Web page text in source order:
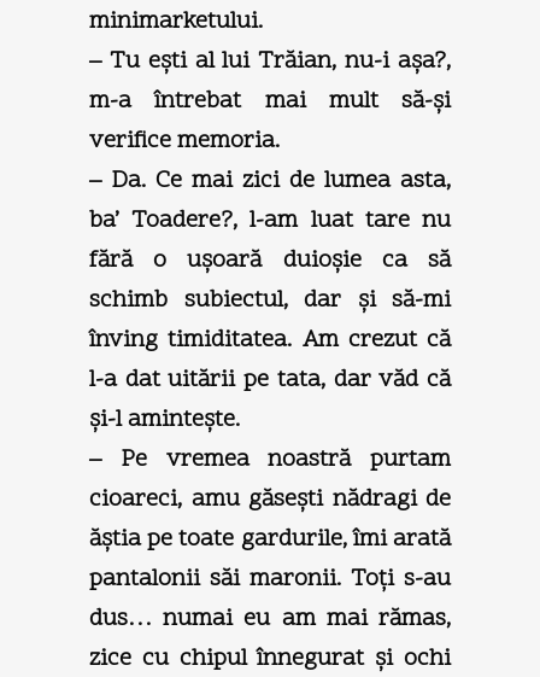
minimarketului.
– Tu eşti al lui Trăian, nu-i aşa?,
m-a întrebat mai mult să-şi
verifice memoria.
– Da. Ce mai zici de lumea asta,
ba’ Toadere?, l-am luat tare nu
fără o uşoară duioşie ca să
schimb subiectul, dar şi să-mi
înving timiditatea. Am crezut că
l-a dat uitării pe tata, dar văd că
şi-l aminteşte.
– Pe vremea noastră purtam
cioareci, amu găseşti nădragi de
ăştia pe toate gardurile, îmi arată
pantalonii săi maronii. Toţi s-au
dus… numai eu am mai rămas,
zice cu chipul înnegurat şi ochi